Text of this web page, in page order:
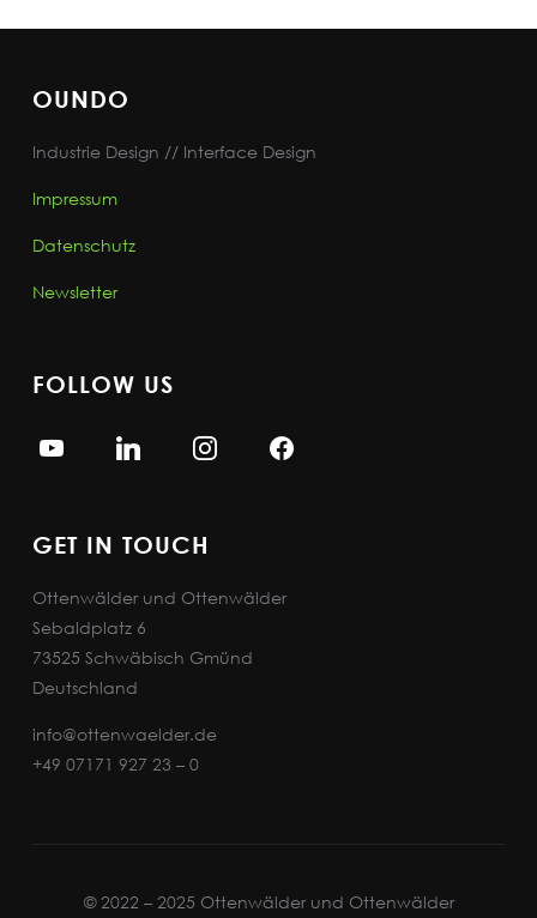
OUNDO
Industrie Design // Interface Design
Impressum
Datenschutz
Newsletter
FOLLOW US
GET IN TOUCH
Ottenwälder und Ottenwälder
Sebaldplatz 6
73525 Schwäbisch Gmünd
Deutschland
info@ottenwaelder.de
+49 07171 927 23 – 0
© 2022 – 2025 Ottenwälder und Ottenwälder